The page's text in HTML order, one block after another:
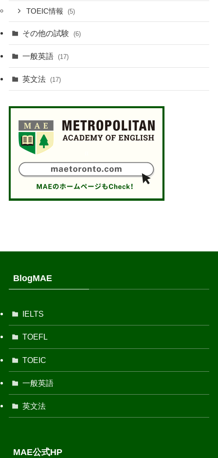
TOEIC情報 (5)
その他の試験 (6)
一般英語 (17)
英文法 (17)
BlogMAE
IELTS
TOEFL
TOEIC
一般英語
英文法
MAE公式HP